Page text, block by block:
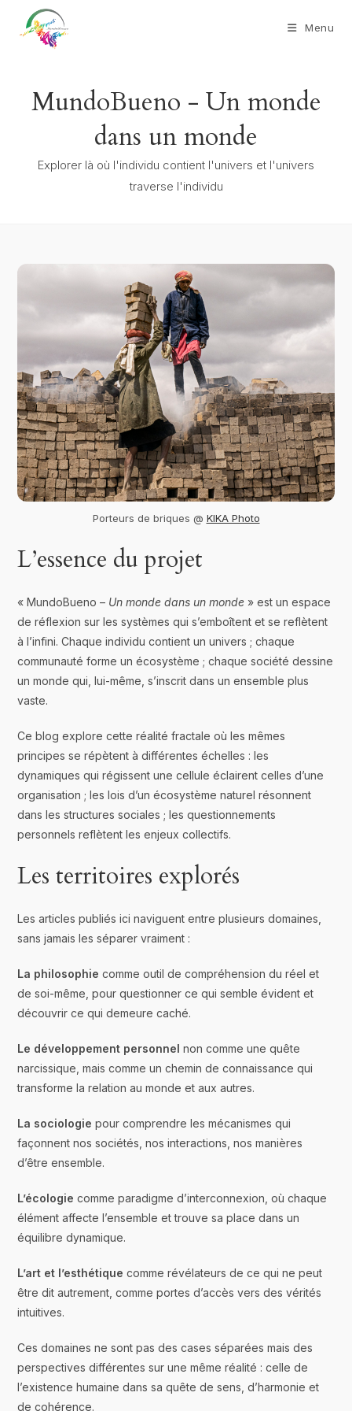
Menu
MundoBueno - Un monde
dans un monde
Explorer là où l'individu contient l'univers et l'univers
traverse l'individu
Porteurs de briques @ KIKA Photo
L’essence du projet
« MundoBueno – Un monde dans un monde » est un espace
de réflexion sur les systèmes qui s’emboîtent et se reflètent
à l’infini. Chaque individu contient un univers ; chaque
communauté forme un écosystème ; chaque société dessine
un monde qui, lui-même, s’inscrit dans un ensemble plus
vaste.
Ce blog explore cette réalité fractale où les mêmes
principes se répètent à différentes échelles : les
dynamiques qui régissent une cellule éclairent celles d’une
organisation ; les lois d’un écosystème naturel résonnent
dans les structures sociales ; les questionnements
personnels reflètent les enjeux collectifs.
Les territoires explorés
Les articles publiés ici naviguent entre plusieurs domaines,
sans jamais les séparer vraiment :
La philosophie comme outil de compréhension du réel et
de soi-même, pour questionner ce qui semble évident et
découvrir ce qui demeure caché.
Le développement personnel non comme une quête
narcissique, mais comme un chemin de connaissance qui
transforme la relation au monde et aux autres.
La sociologie pour comprendre les mécanismes qui
façonnent nos sociétés, nos interactions, nos manières
d’être ensemble.
L’écologie comme paradigme d’interconnexion, où chaque
élément affecte l’ensemble et trouve sa place dans un
équilibre dynamique.
L’art et l’esthétique comme révélateurs de ce qui ne peut
être dit autrement, comme portes d’accès vers des vérités
intuitives.
Ces domaines ne sont pas des cases séparées mais des
perspectives différentes sur une même réalité : celle de
l’existence humaine dans sa quête de sens, d’harmonie et
de cohérence.